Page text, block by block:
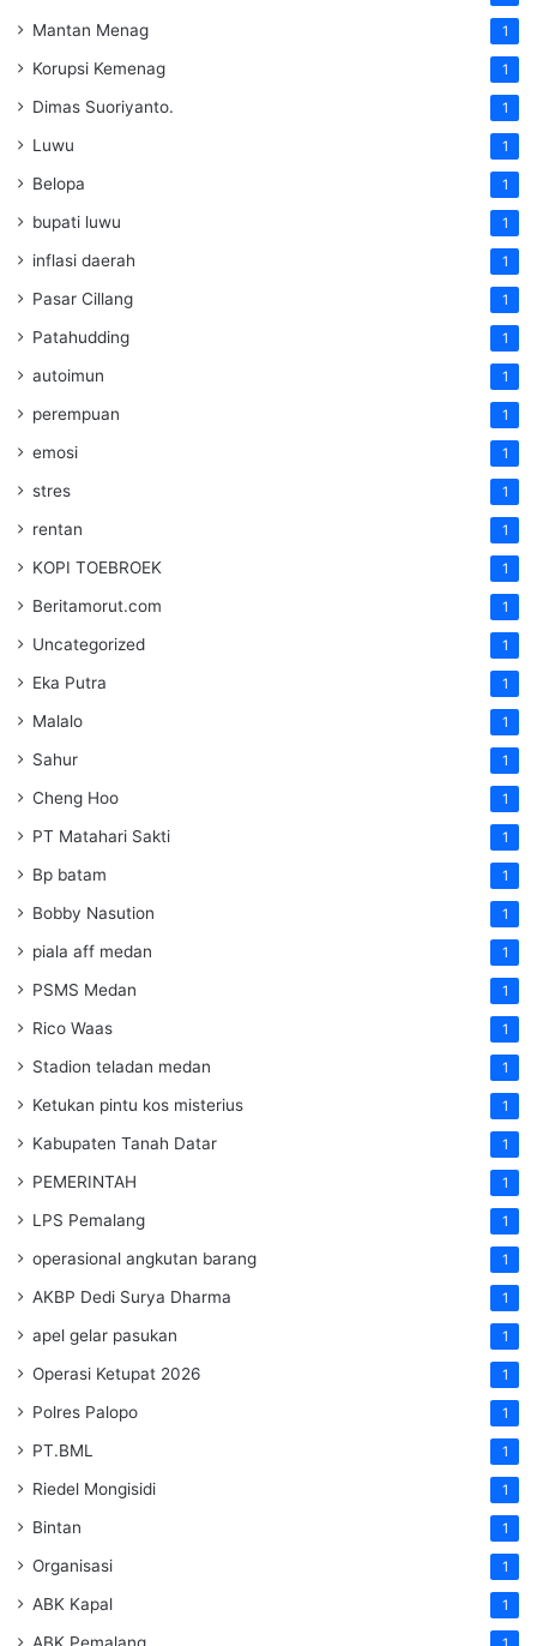
Mantan Menag 1
Korupsi Kemenag 1
Dimas Suoriyanto. 1
Luwu 1
Belopa 1
bupati luwu 1
inflasi daerah 1
Pasar Cillang 1
Patahudding 1
autoimun 1
perempuan 1
emosi 1
stres 1
rentan 1
KOPI TOEBROEK 1
Beritamorut.com 1
Uncategorized 1
Eka Putra 1
Malalo 1
Sahur 1
Cheng Hoo 1
PT Matahari Sakti 1
Bp batam 1
Bobby Nasution 1
piala aff medan 1
PSMS Medan 1
Rico Waas 1
Stadion teladan medan 1
Ketukan pintu kos misterius 1
Kabupaten Tanah Datar 1
PEMERINTAH 1
LPS Pemalang 1
operasional angkutan barang 1
AKBP Dedi Surya Dharma 1
apel gelar pasukan 1
Operasi Ketupat 2026 1
Polres Palopo 1
PT.BML 1
Riedel Mongisidi 1
Bintan 1
Organisasi 1
ABK Kapal 1
ABK Pemalang